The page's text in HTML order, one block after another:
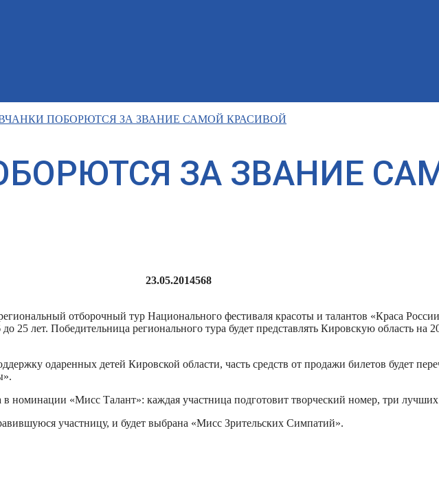
ПОБОРЮТСЯ ЗА ЗВАНИЕ САМОЙ КРАСИВОЙ
ЗА ЗВАНИЕ
23.05.2014568
отборочный тур Национального фестиваля красоты и талантов «Краса
25 лет. Победительница регионального тура будет представлять Кировскую область на
одаренных детей Кировской области, часть средств от продажи билетов будет
номинации «Мисс Талант»: каждая участница подготовит творческий номер, три лучших
участницу, и будет выбрана «Мисс Зрительских Симпатий».